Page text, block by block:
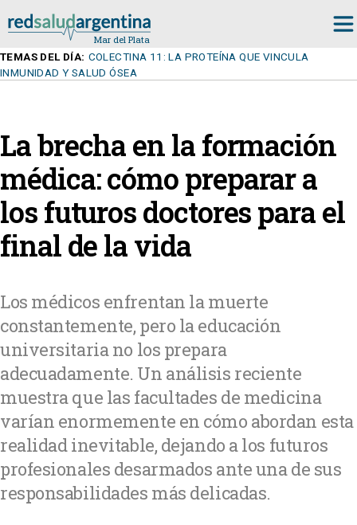
TEMAS DEL DÍA: COLECTINA 11: LA PROTEÍNA QUE VINCULA
INMUNIDAD Y SALUD ÓSEA
La brecha en la formación
médica: cómo preparar a
los futuros doctores para el
final de la vida
Los médicos enfrentan la muerte
constantemente, pero la educación
universitaria no los prepara
adecuadamente. Un análisis reciente
muestra que las facultades de medicina
varían enormemente en cómo abordan esta
realidad inevitable, dejando a los futuros
profesionales desarmados ante una de sus
responsabilidades más delicadas.